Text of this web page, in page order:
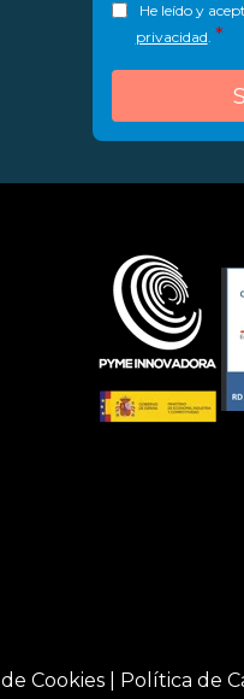
He leído y
privacidad. *
Cookies Política de